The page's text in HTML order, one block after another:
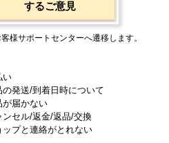
するご意見
様サポートセンターへ遷移します。
い
の発送/到着日時について
が届かない
ンセル/返金/返品/交換
ップと連絡がとれない